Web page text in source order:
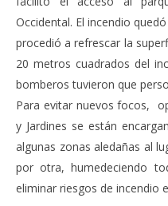
Occidental. El incendio
procedió a refrescar la
20 metros cuadrados del
bomberos tuvieron que
Para evitar nuevos focos,
y Jardines se están
algunas zonas aledañas al
por otra, humedeciendo
eliminar riesgos de incendio